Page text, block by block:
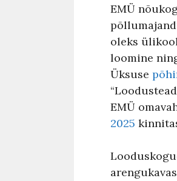
EMÜ
oleks
loomine
Üksuse
EMÜ
2025